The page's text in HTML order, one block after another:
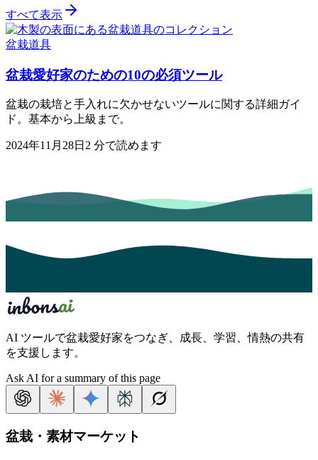
すべて表示
盆栽道具
盆栽愛好家のための10の必須ツール
盆栽の栽培と手入れに欠かせないツールに関する詳細ガイ
ド。基本から上級まで。
2024年11月28日 2 分で読めます
AI ツールで盆栽愛好家をつなぎ、成長、学習、情熱の共有
を支援します。
Ask AI for a summary of this page
盆栽・素材マーケット